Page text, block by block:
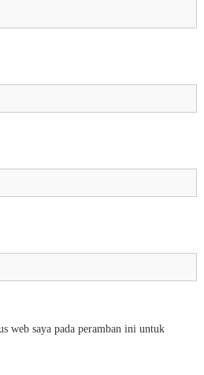
web saya pada peramban ini untuk